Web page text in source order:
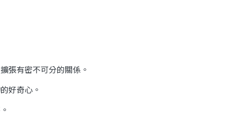
張有密不可分的關係。
好奇心。